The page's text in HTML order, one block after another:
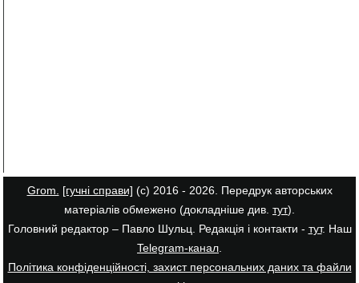
Grom. [гучні справи] (с) 2016 - 2026. Передрук авторських
матеріалів обмежено (докладніше див. тут).
Головний редактор – Павло Шульц. Редакція і контакти - тут. Наш
Telegram-канал
Політика конфіденційності, захист персональних даних та файли